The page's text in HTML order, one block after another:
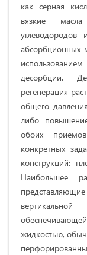
как серная
вязкие
абсорбционных
десорбции.
регенерация
общего
либо
обоих
конкретных
конструкций:
Наибольшее
жидкостью,